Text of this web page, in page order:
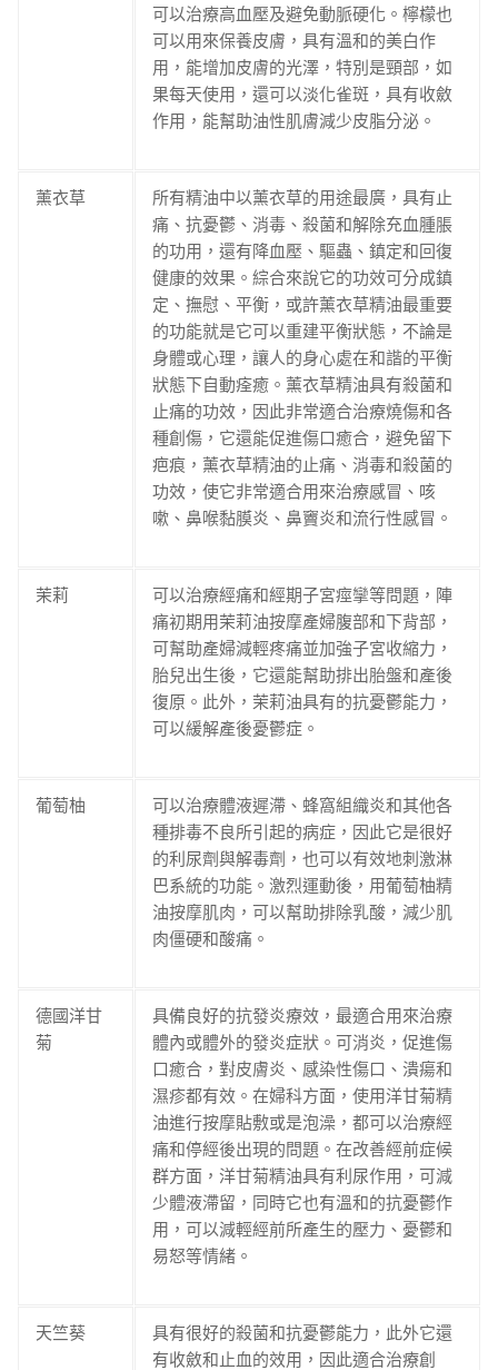
可以治療高血壓及避免動脈硬化。檸檬也
可以用來保養皮膚，具有溫和的美白作
用，能增加皮膚的光澤，特別是頸部，如
果每天使用，還可以淡化雀斑，具有收斂
作用，能幫助油性肌膚減少皮脂分泌。
薰衣草
所有精油中以薰衣草的用途最廣，具有止
痛、抗憂鬱、消毒、殺菌和解除充血腫脹
的功用，還有降血壓、驅蟲、鎮定和回復
健康的效果。綜合來說它的功效可分成鎮
定、撫慰、平衡，或許薰衣草精油最重要
的功能就是它可以重建平衡狀態，不論是
身體或心理，讓人的身心處在和諧的平衡
狀態下自動痊癒。薰衣草精油具有殺菌和
止痛的功效，因此非常適合治療燒傷和各
種創傷，它還能促進傷口癒合，避免留下
疤痕，薰衣草精油的止痛、消毒和殺菌的
功效，使它非常適合用來治療感冒、咳
嗽、鼻喉黏膜炎、鼻竇炎和流行性感冒。
茉莉
可以治療經痛和經期子宮痙攣等問題，陣
痛初期用茉莉油按摩產婦腹部和下背部，
可幫助產婦減輕疼痛並加強子宮收縮力，
胎兒出生後，它還能幫助排出胎盤和產後
復原。此外，茉莉油具有的抗憂鬱能力，
可以緩解產後憂鬱症。
葡萄柚
可以治療體液遲滯、蜂窩組織炎和其他各
種排毒不良所引起的病症，因此它是很好
的利尿劑與解毒劑，也可以有效地刺激淋
巴系統的功能。激烈運動後，用葡萄柚精
油按摩肌肉，可以幫助排除乳酸，減少肌
肉僵硬和酸痛。
德國洋甘
菊
具備良好的抗發炎療效，最適合用來治療
體內或體外的發炎症狀。可消炎，促進傷
口癒合，對皮膚炎、感染性傷口、潰瘍和
濕疹都有效。在婦科方面，使用洋甘菊精
油進行按摩貼敷或是泡澡，都可以治療經
痛和停經後出現的問題。在改善經前症候
群方面，洋甘菊精油具有利尿作用，可減
少體液滯留，同時它也有溫和的抗憂鬱作
用，可以減輕經前所產生的壓力、憂鬱和
易怒等情緒。
天竺葵
具有很好的殺菌和抗憂鬱能力，此外它還
有收斂和止血的效用，因此適合治療創